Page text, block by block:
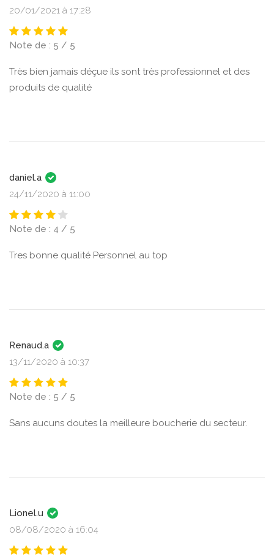
20/01/2021 à 17:28
Note de : 5 / 5
Très bien jamais déçue ils sont très professionnel et des
produits de qualité
daniel.a
24/11/2020 à 11:00
Note de : 4 / 5
Tres bonne qualité Personnel au top
Renaud.a
13/11/2020 à 10:37
Note de : 5 / 5
Sans aucuns doutes la meilleure boucherie du secteur.
Lionel.u
08/08/2020 à 16:04